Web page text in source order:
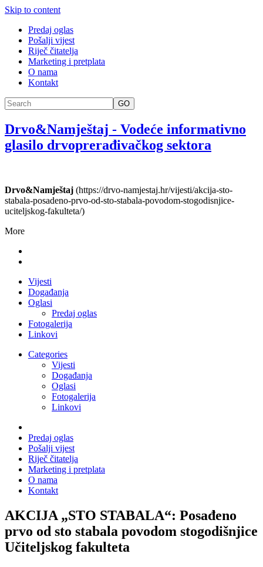
Skip to content
Predaj oglas
Pošalji vijest
Riječ čitatelja
Marketing i pretplata
O nama
Kontakt
GO
Drvo&Namještaj - Vodeće informativno
glasilo drvoprerađivačkog sektora
Drvo&Namještaj (https://drvo-namjestaj.hr/vijesti/akcija-sto-
stabala-posadeno-prvo-od-sto-stabala-povodom-stogodisnjice-
uciteljskog-fakulteta/)
More
Vijesti
Događanja
Oglasi
Predaj oglas
Fotogalerija
Linkovi
Categories
Vijesti
Događanja
Oglasi
Fotogalerija
Linkovi
Predaj oglas
Pošalji vijest
Riječ čitatelja
Marketing i pretplata
O nama
Kontakt
AKCIJA „STO STABALA“: Posađeno
prvo od sto stabala povodom stogodišnjice
Učiteljskog fakulteta